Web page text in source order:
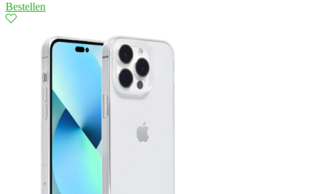
Bestellen